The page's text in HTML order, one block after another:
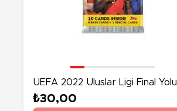
UEFA 2022 Uluslar Ligi Final Yolu
Match Attax Kart Paketi
₺30,00